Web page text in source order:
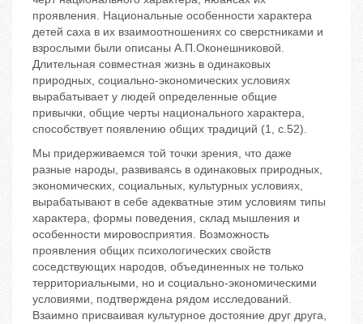
проявления. Национальные особенности характера
детей саха в их взаимоотношениях со сверстниками и
взрослыми были описаны А.П.Оконешниковой.
Длительная совместная жизнь в одинаковых
природных, социально-экономических условиях
вырабатывает у людей определенные общие
привычки, общие черты национального характера,
способствует появлению общих традиций (1, с.52).
Мы придерживаемся той точки зрения, что даже
разные народы, развиваясь в одинаковых природных,
экономических, социальных, культурных условиях,
вырабатывают в себе адекватные этим условиям типы
характера, формы поведения, склад мышления и
особенности мировосприятия. Возможность
проявления общих психологических свойств
соседствующих народов, объединенных не только
территориальными, но и социально-экономическими
условиями, подтверждена рядом исследований.
Взаимно присваивая культурное достояние друг друга,